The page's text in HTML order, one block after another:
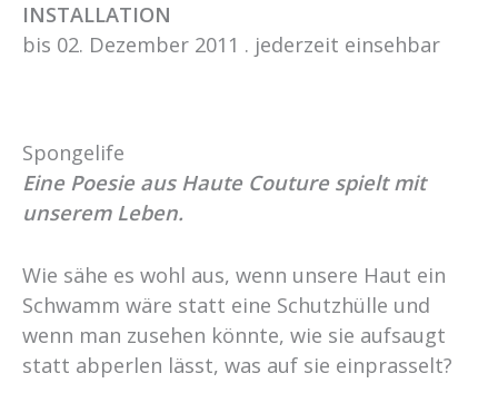
INSTALLATION
bis 02. Dezember 2011 . jederzeit einsehbar
Spongelife
Eine Poesie aus Haute Couture spielt mit
unserem Leben.
Wie sähe es wohl aus, wenn unsere Haut ein
Schwamm wäre statt eine Schutzhülle und
wenn man zusehen könnte, wie sie aufsaugt
statt abperlen lässt, was auf sie einprasselt?